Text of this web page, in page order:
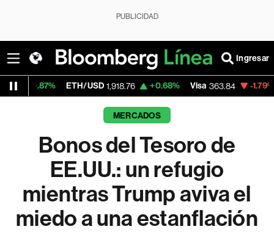
PUBLICIDAD
Ingresar
1,918.76 +0.68% Visa 363.84 -1.79% MercadoLibre
MERCADOS
Bonos del Tesoro de
EE.UU.: un refugio
mientras Trump aviva el
miedo a una estanflación